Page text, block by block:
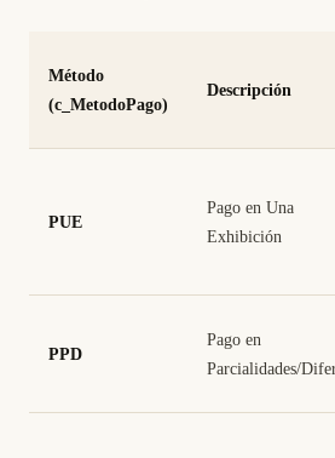
Método
(c_MetodoPago)
Descripción
PUE
Pago en Una
Exhibición
PPD
Pago en
Parcialidades/